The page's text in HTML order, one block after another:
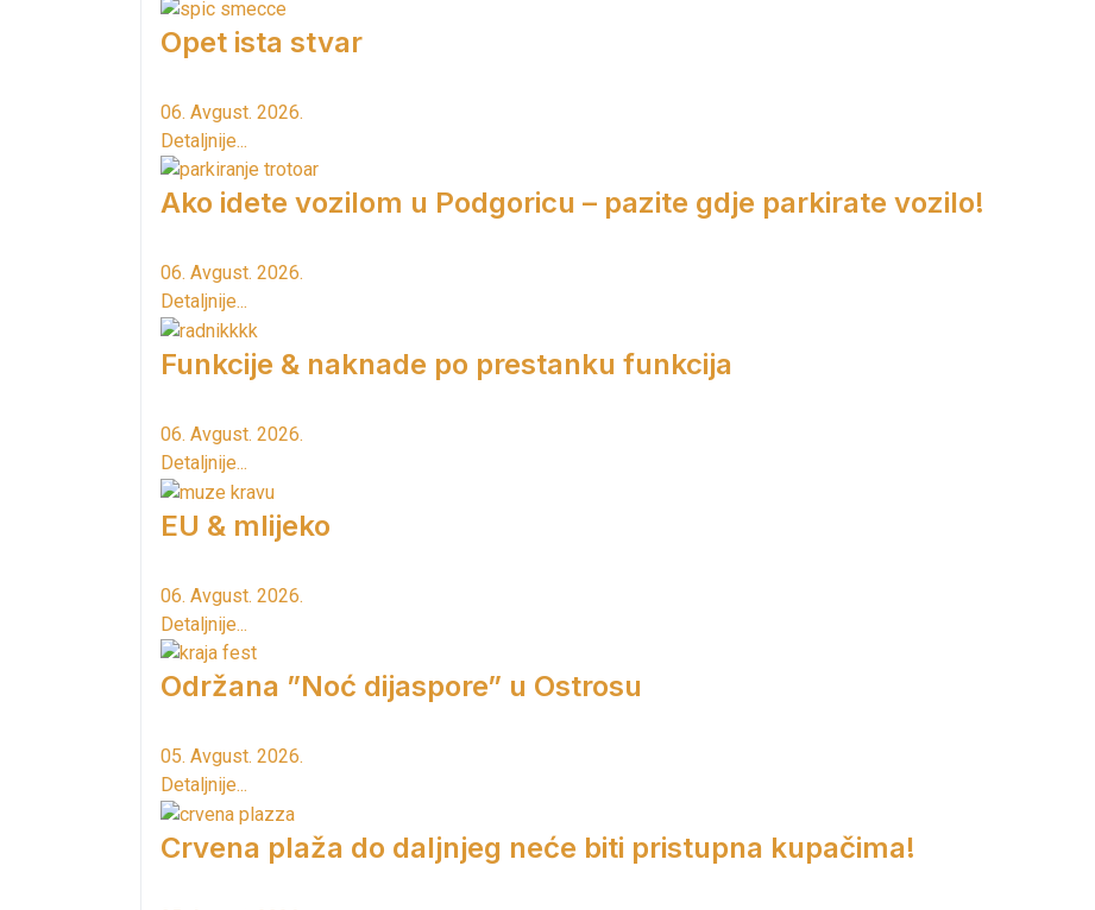
Opet ista stvar
06. Avgust. 2026.
Detaljnije...
Ako idete vozilom u Podgoricu – pazite gdje parkirate vozilo!
06. Avgust. 2026.
Detaljnije...
Funkcije & naknade po prestanku funkcija
06. Avgust. 2026.
Detaljnije...
EU & mlijeko
06. Avgust. 2026.
Detaljnije...
Održana ”Noć dijaspore” u Ostrosu
05. Avgust. 2026.
Detaljnije...
Crvena plaža do daljnjeg neće biti pristupna kupačima!